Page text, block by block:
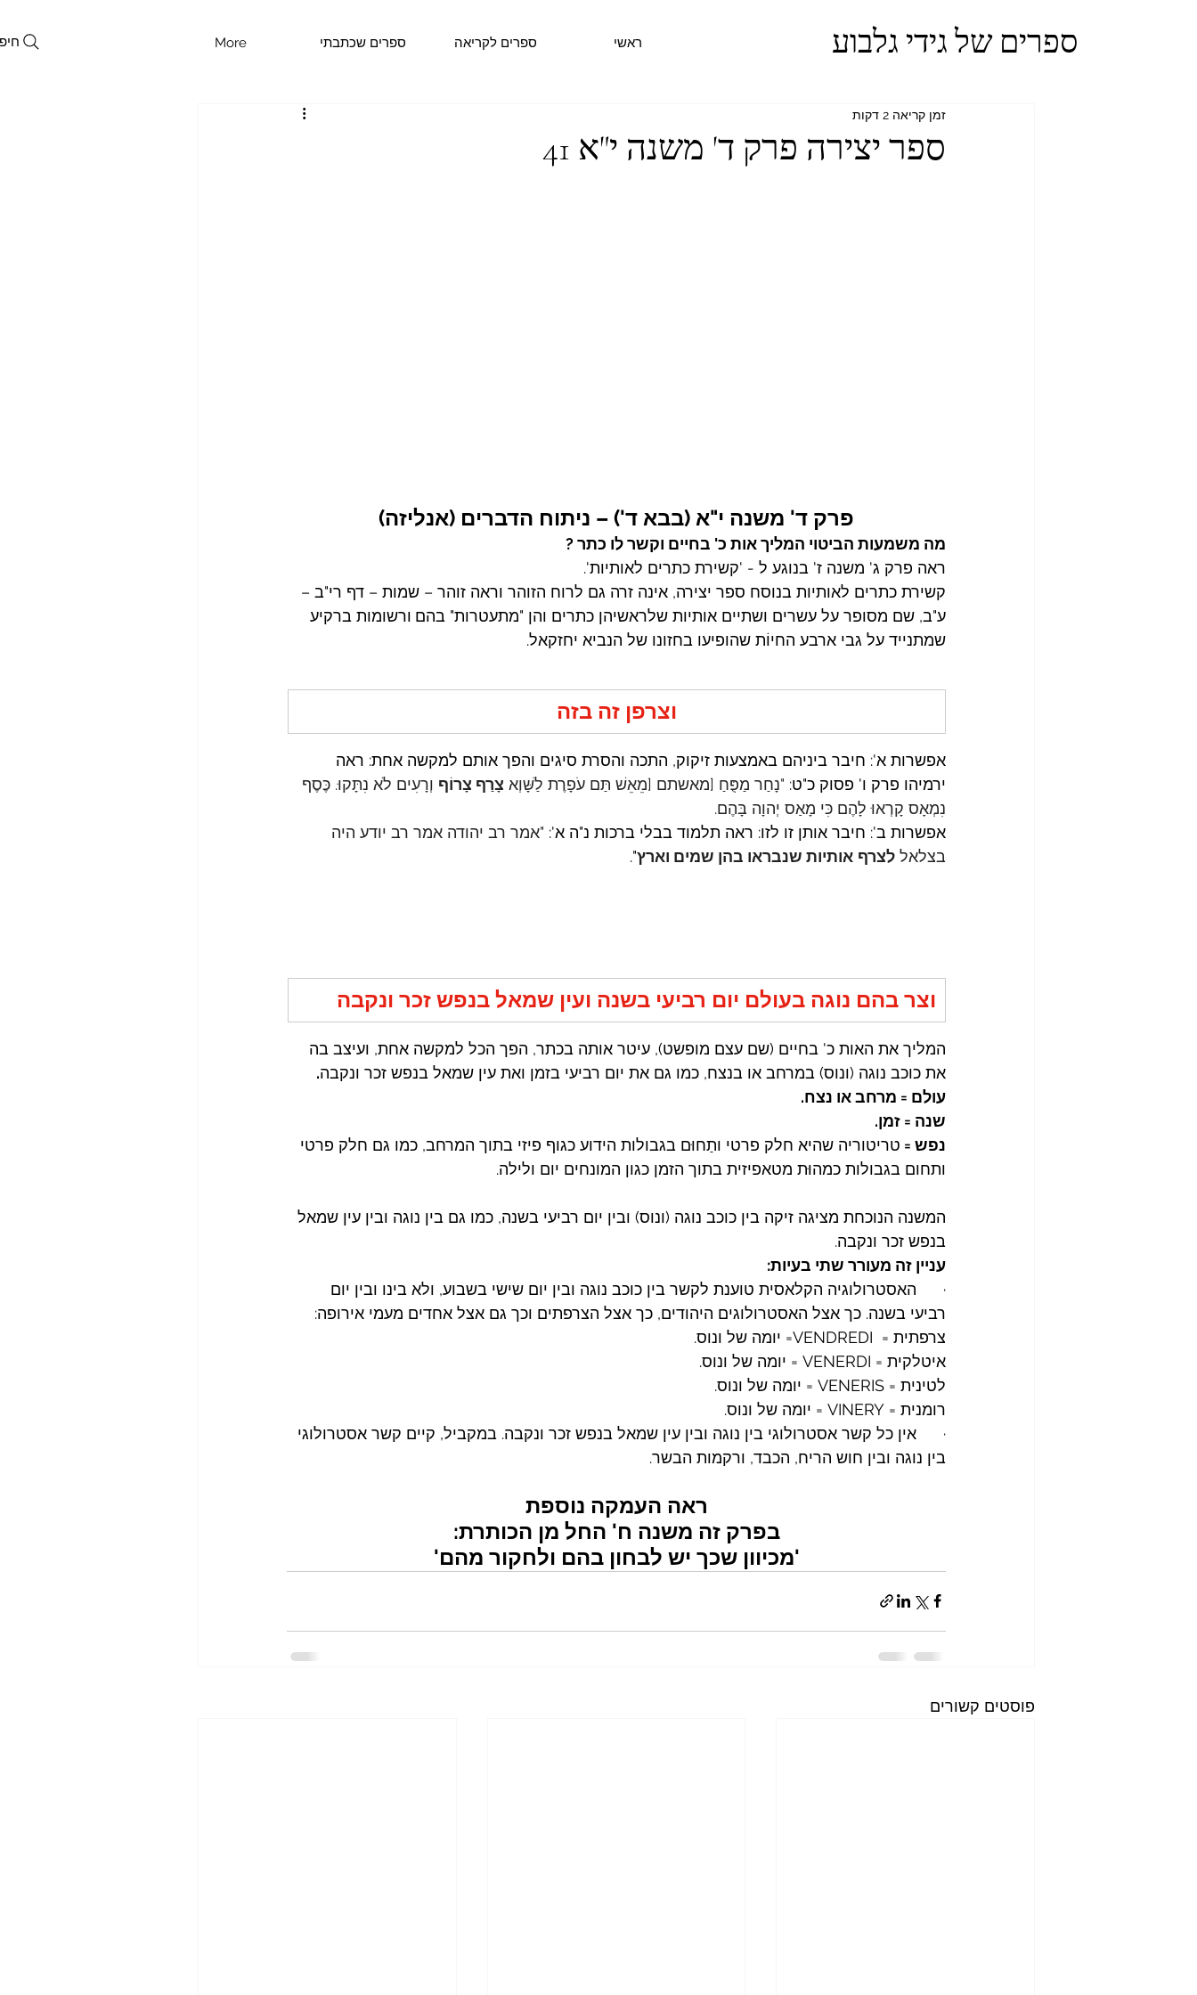
ראשי ספרים לקריאה ספרים שכתבתי More ספרים של גידי גלבוע
ספר יצירה פרק ד' משנה י"א 41
זמן קריאה 2 דקות
פרק ד' משנה י"א (בבא ד') – ניתוח הדברים (אנליזה)
מה משמעות הביטוי המליך אות כ' בחיים וקשר לו כתר ?
ראה פרק ג' משנה ז' בנוגע ל - 'קשירת כתרים לאותיות'.
קשירת כתרים לאותיות בנוסח ספר יצירה, אינה זרה גם לרוח הזוהר וראה זוהר – שמות – דף רי"ב –
ע"ב, שם מסופר על עשרים ושתיים אותיות שלראשיהן כתרים והן "מתעטרות" בהם ורשומות ברקיע
שמתנייד על גבי ארבע החיוֹת שהופיעו בחזונו של הנביא יחזקאל.
וצרפן זה בזה
אפשרות א': חיבר ביניהם באמצעות זיקוק, התכה והסרת סיגים והפך אותם למקשה אחת: ראה
ירמיהו פרק ו' פסוק כ"ט: "נָחַר מַפֻּחַ [מאשתם [מֵאֵשׁ תַּם עֹפָרֶת לַשָּׁוְא צָרַף צָרוֹף וְרָעִים לֹא נִתָּקוּ. כֶּסֶף
נִמְאָס קָרְאוּ לָהֶם כִּי מָאַס יְהוָה בָּהֶם.
אפשרות ב': חיבר אותן זו לזו: ראה תלמוד בבלי ברכות נ"ה א': "אמר רב יהודה אמר רב יודע היה
בצלאל לצרף אותיות שנבראו בהן שמים וארץ".
וצר בהם נוגה בעולם יום רביעי בשנה ועין שמאל בנפש זכר ונקבה
המליך את האות כ' בחיים (שם עצם מופשט), עיטר אותה בכתר, הפך הכל למקשה אחת, ועיצב בה
את כוכב נוגה (ונוס) במרחב או בנצח, כמו גם את יום רביעי בזמן ואת עין שמאל בנפש זכר ונקבה.
עולם = מרחב או נצח.
שנה = זמן.
נפש = טריטוריה שהיא חלק פרטי ותַחוּם בגבולות הידוע כגוף פיזי בתוך המרחב, כמו גם חלק פרטי
ותחום בגבולות כמהוּת מטאפיזית בתוך הזמן כגון המונחים יום ולילה.
המשנה הנוכחת מציגה זיקה בין כוכב נוגה (ונוס) ובין יום רביעי בשנה, כמו גם בין נוגה ובין עין שמאל
בנפש זכר ונקבה.
עניין זה מעורר שתי בעיות:
·      האסטרולוגיה הקלאסית טוענת לקשר בין כוכב נוגה ובין יום שישי בשבוע, ולא בינו ובין יום
רביעי בשנה. כך אצל האסטרולוגים היהודים, כך אצל הצרפתים וכך גם אצל אחדים מעמי אירופה:
צרפתית =  VENDREDI= יומה של ונוס.
איטלקית = VENERDI = יומה של ונוס.
לטינית = VENERIS = יומה של ונוס.
רומנית = VINERY = יומה של ונוס.
·      אין כל קשר אסטרולוגי בין נוגה ובין עין שמאל בנפש זכר ונקבה. במקביל, קיים קשר אסטרולוגי
בין נוגה ובין חוש הריח, הכבד, ורקמות הבשר.
ראה העמקה נוספת
בפרק זה משנה ח' החל מן הכותרת:
'מכיוון שכך יש לבחון בהם ולחקור מהם'
פוסטים קשורים